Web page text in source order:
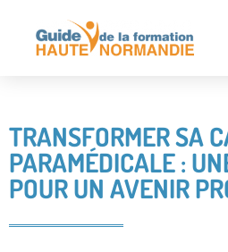
TRANSFORMER SA
PARAMÉDICALE :
POUR UN AVENIR